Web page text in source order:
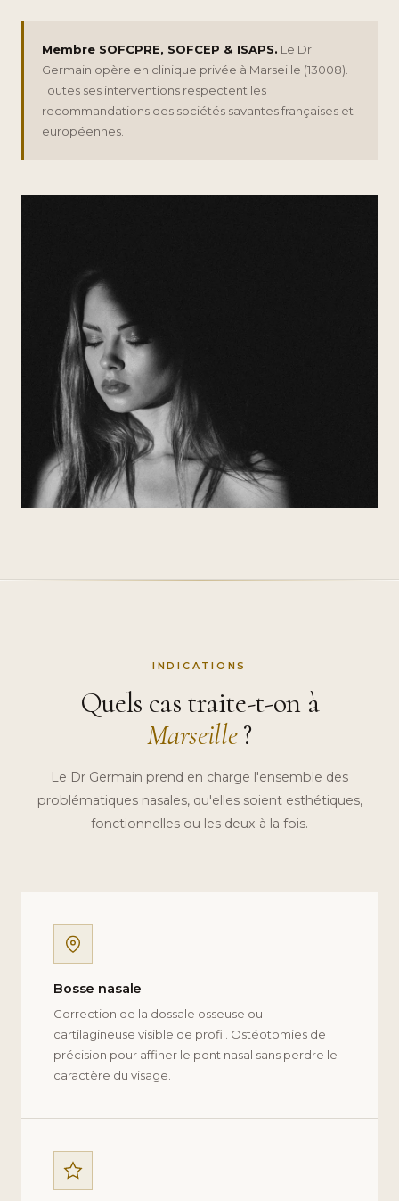
Membre SOFCPRE, SOFCEP & ISAPS. Le Dr
Germain opère en clinique privée à Marseille (13008).
Toutes ses interventions respectent les
recommandations des sociétés savantes françaises et
européennes.
INDICATIONS
Quels cas traite-t-on à
Marseille?
Le Dr Germain prend en charge l'ensemble des
problématiques nasales, qu'elles soient esthétiques,
fonctionnelles ou les deux à la fois.
Bosse nasale
Correction de la dossale osseuse ou
cartilagineuse visible de profil. Ostéotomies de
précision pour affiner le pont nasal sans perdre le
caractère du visage.